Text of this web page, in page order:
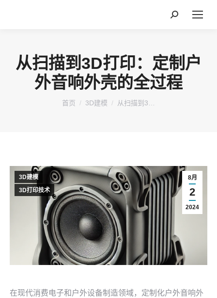
搜
从扫描到3D打印：定制户
外音响外壳的全过程
您在这里：
首页 3D建模 从扫描到3…
8月
2
2024
3D建模
3D打印技术
在现代消费电子和户外设备制造领域，定制化户外音响外